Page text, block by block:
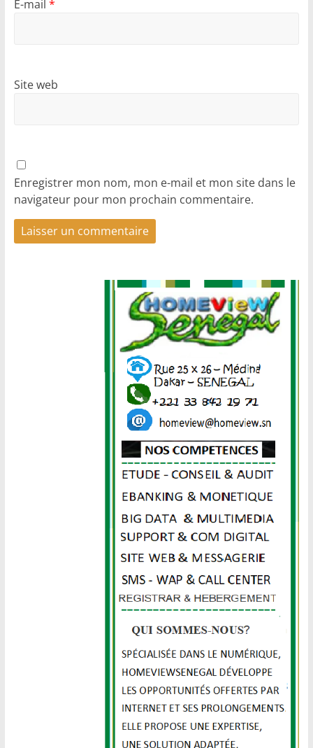
E-mail *
Site web
Enregistrer mon nom, mon e-mail et mon site dans le
navigateur pour mon prochain commentaire.